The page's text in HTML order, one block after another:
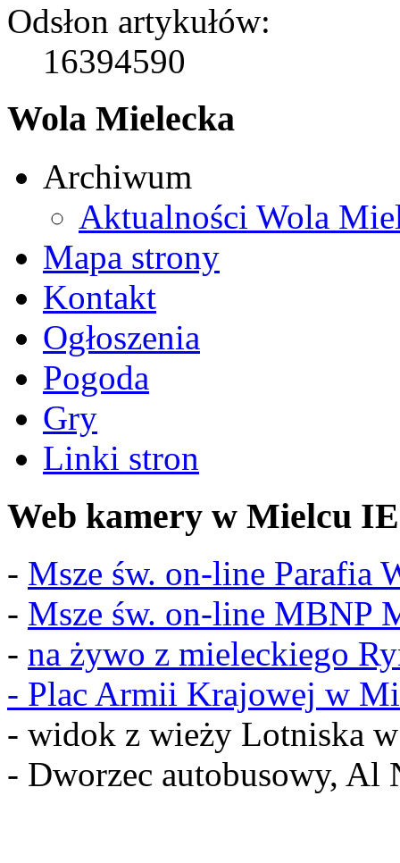
Odsłon artykułów:
16394590
Wola Mielecka
Archiwum
Aktualności Wola
Mapa strony
Kontakt
Ogłoszenia
Pogoda
Gry
Linki stron
Web kamery w Mielcu IE
- Msze św. on-line Parafia
- Msze św. on-line MBNP
- na żywo z mieleckiego
- Plac Armii Krajowej w
- widok z wieży Lotniska
- Dworzec autobusowy, Al